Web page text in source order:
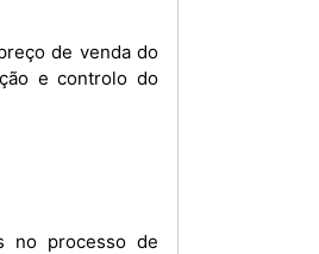
de venda do
e controlo do
no processo de